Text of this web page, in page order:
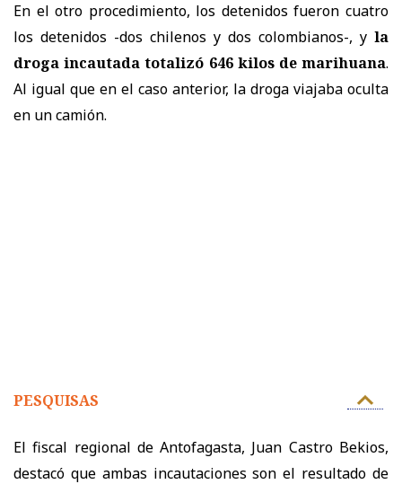
En el otro procedimiento, los detenidos fueron cuatro
los detenidos -dos chilenos y dos colombianos-, y la
droga incautada totalizó 646 kilos de marihuana.
Al igual que en el caso anterior, la droga viajaba oculta
en un camión.
PESQUISAS
El fiscal regional de Antofagasta, Juan Castro Bekios,
destacó que ambas incautaciones son el resultado de